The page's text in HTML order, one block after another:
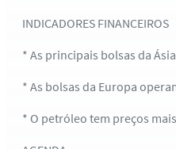
INDICADORES FINANCEIROS
* As principais bolsas da
* As bolsas da Europa
* O petróleo tem preços